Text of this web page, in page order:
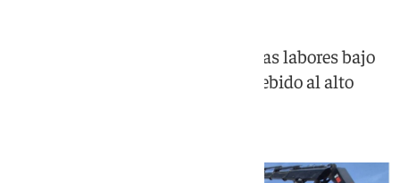
Un equipo de 15 técnicos ejecuta las labores bajo
un estricto protocolo ambiental debido al alto